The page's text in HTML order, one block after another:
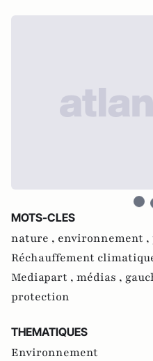
MOTS-CLES
nature , environnement ,
Réchauffement
Mediapart , médias ,
protection
THEMATIQUES
Environnement